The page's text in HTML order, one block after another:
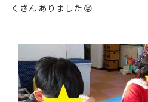
くさんありました😝